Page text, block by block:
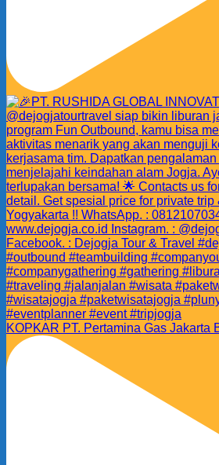
KOPKAR PT. Pertamina Gas Jakarta